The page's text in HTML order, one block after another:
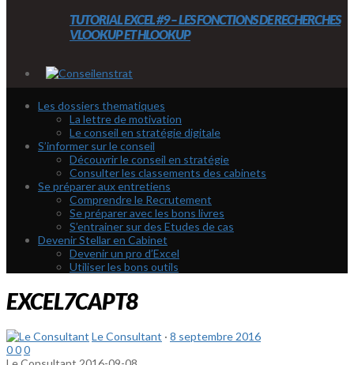
TUTORIAL EXCEL #9 – LES FONCTIONS DE RECHERCHES
VLOOKUP ET HLOOKUP
Les dossiers thematiques
La lettre de motivation
Le conseil en stratégie digitale
S’informer sur le conseil
Découvrir le conseil en stratégie
Consulter les classements des cabinets
Se préparer aux entretiens
Comprendre le Recrutement
Se préparer avec les bons livres
S’entrainer sur des Etudes de cas
Devenir Stellar en Cabinet
Devenir un pro d’Excel
Utiliser les bons outils
EXCEL7CAPT8
Le Consultant · 8 septembre 2016
000